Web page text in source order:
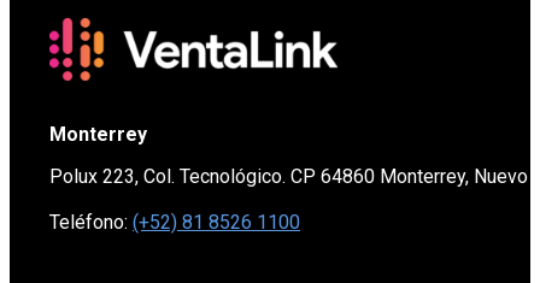
Monterrey
Polux 223, Col. Tecnológico. CP 64860 Monterrey, Nuevo
Teléfono: (+52) 81 8526 1100